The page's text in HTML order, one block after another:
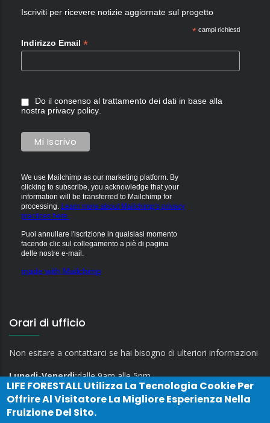
Iscriviti per ricevere notizie aggiornate sul progetto
*campi richiesti
Indirizzo Email *
Do il consenso al trattamento dei dati in base alla
nostra privacy policy
We use Mailchimp as our marketing platform. By
clicking to subscribe, you acknowledge that your
information will be transferred to Mailchimp for
processing. Learn more about Mailchimp's privacy
practices here.
Puoi annullare l'iscrizione in qualsiasi momento
facendo clic sul collegamento a piè di pagina
delle nostre e-mail.
made with Mailchimp
Orari di ufficio
Non esitare a contattarci se hai bisogno di ulteriori informazioni
Lunedi-Venerdi:dalle 9am alle 5pm
LIFE FORESTALLUtilizza La Tecnologia Cookie Per
Offrire Al Visitatore La Migliore Esperienza Nella
Fruizione Del Sito.